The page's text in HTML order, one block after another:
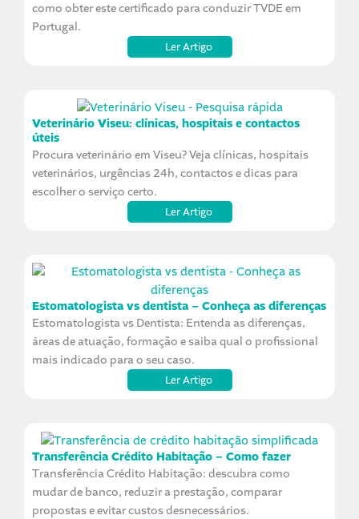
como obter este certificado para conduzir TVDE em
Portugal.
Ler Artigo
Veterinário Viseu: clínicas, hospitais e contactos
úteis
Procura veterinário em Viseu? Veja clínicas, hospitais
veterinários, urgências 24h, contactos e dicas para
escolher o serviço certo.
Ler Artigo
Estomatologista vs dentista – Conheça as diferenças
Estomatologista vs Dentista: Entenda as diferenças,
áreas de atuação, formação e saiba qual o profissional
mais indicado para o seu caso.
Ler Artigo
Transferência Crédito Habitação – Como fazer
Transferência Crédito Habitação: descubra como
mudar de banco, reduzir a prestação, comparar
propostas e evitar custos desnecessários.